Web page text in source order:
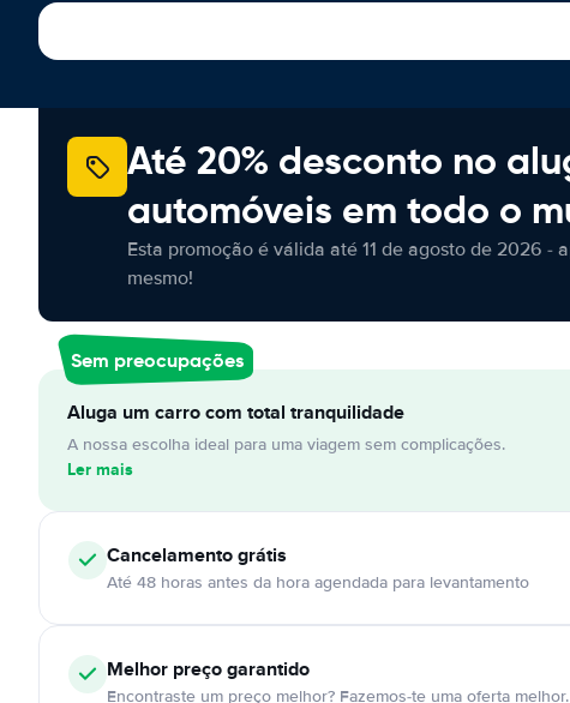
Até 20% desconto no
automóveis em todo o
Esta promoção é válida até 11 de agosto de 2026 -
mesmo!
Sem preocupações
Aluga um carro com total tranquilidade
A nossa escolha ideal para uma viagem sem complicações.
Ler mais
Cancelamentográtis
Até 48 horas antes da hora agendada para levantamento
Melhor preço garantido
Encontraste um preço melhor? Fazemos-te uma oferta melhor.